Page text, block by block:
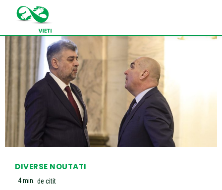
DIVERSE NOUTATI
4min. de citit